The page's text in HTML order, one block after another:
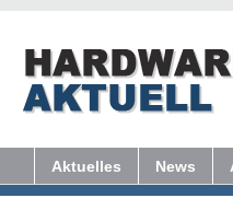
Aktuelles News